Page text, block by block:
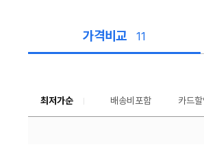
가격비교 11
최저가순 배송비포함 카드